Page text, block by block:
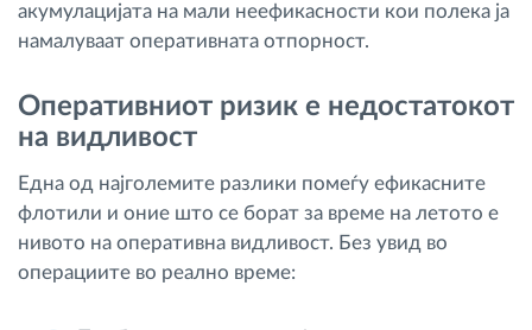
акумулацијата на мали неефикасности кои полека ја
намалуваат оперативната отпорност.
Оперативниот ризик е недостатокот
на видливост
Една од најголемите разлики помеѓу ефикасните
флотили и оние што се борат за време на летото е
нивото на оперативна видливост. Без увид во
операциите во реално време: